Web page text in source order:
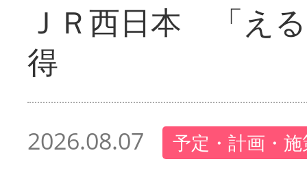
ＪＲ西日本 「え
得
2026.08.07 予定・計画・